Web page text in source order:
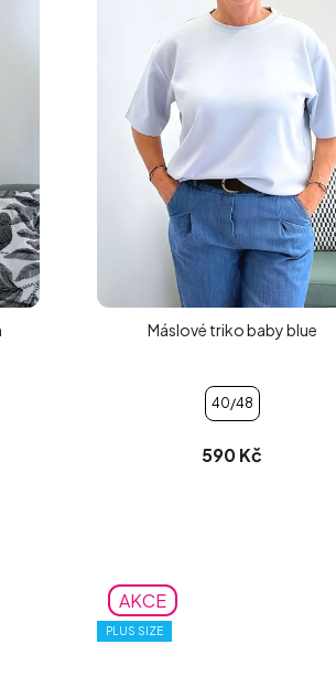
Máslové triko baby blue
40/48
590 Kč
AKCE
PLUS SIZE